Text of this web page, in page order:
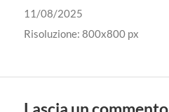
11/08/2025
Risoluzione: 800x800 px